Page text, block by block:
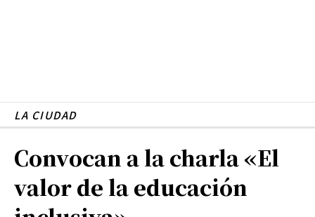
LA CIUDAD
Convocan a la charla «El
valor de la educación